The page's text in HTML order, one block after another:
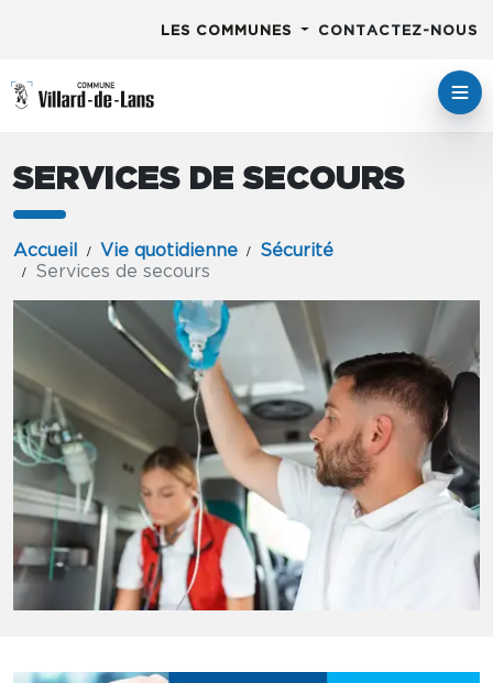
LES COMMUNES CONTACTEZ-NOUS
SERVICES DE SECOURS
Accueil Vie quotidienne
Sécurité
Services de secours